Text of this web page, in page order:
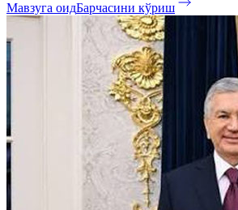
Мавзуга оидБарчасини кўриш